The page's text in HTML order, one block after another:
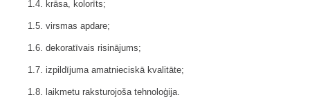
1.4. krāsa, kolorīts;
1.5. virsmas apdare;
1.6. dekoratīvais risinājums;
1.7. izpildījuma amatnieciskā kvalitāte;
1.8. laikmetu raksturojoša tehnoloģija.